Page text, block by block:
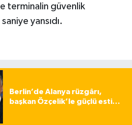
terminalin güvenlik
yansıdı.
Berlin’de Alanya rüzgârı,
başkan Özçelik’le güçlü esti…